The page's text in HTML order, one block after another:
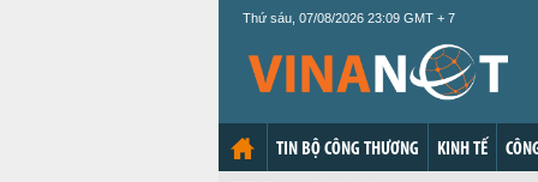
Thứ sáu, 07/08/2026 23:09 GMT + 7
TIN BỘ CÔNG THƯƠNG KINH TẾ